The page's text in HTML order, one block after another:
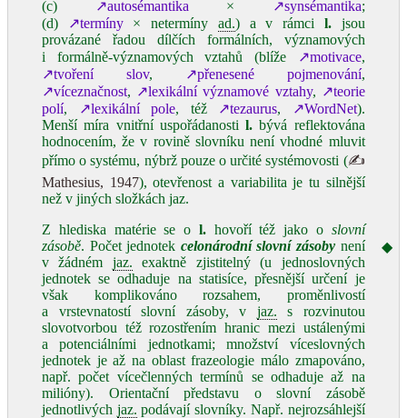
(c)
↗autosémantika × ↗synsémantika;
(d)
↗termíny× netermíny ad.) a v rámci l. jsou
provázané řadou dílčích formálních, významových
i formálně‑významových vztahů (blíže
↗motivace,
↗tvoření slov, ↗přenesené pojmenování,
↗víceznačnost, ↗lexikální významové vztahy, ↗teorie
polí, ↗lexikální pole, též ↗tezaurus, ↗WordNet).
Menší míra vnitřní uspořádanostil. bývá reflektována
hodnocením, že v rovině slovníku není vhodné mluvit
přímo o systému, nýbrž pouze o určité systémovosti (✍
Mathesius, 1947), otevřenost a variabilita je tu silnější
než v jiných složkách jaz.
Z hlediska matérie se o l.hovoří též jako o slovní
zásobě. Počet jednotek celonárodní slovní zásoby není
v žádném jaz. exaktně zjistitelný (u jednoslovných
jednotek se odhaduje na statisíce, přesnější určení je
však komplikováno rozsahem, proměnlivostí
a vrstevnatostí slovní zásoby, v jaz. s rozvinutou
slovotvorbou též rozostřením hranic mezi ustálenými
a potenciálními jednotkami; množství víceslovných
jednotek je až na oblast frazeologie málo zmapováno,
např. počet vícečlenných termínů se odhaduje až na
milióny). Orientační představu o slovní zásobě
jednotlivých jaz. podávají slovníky. Např. nejrozsáhlejší
◆